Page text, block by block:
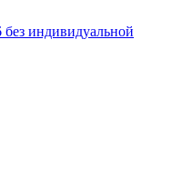
индивидуальной